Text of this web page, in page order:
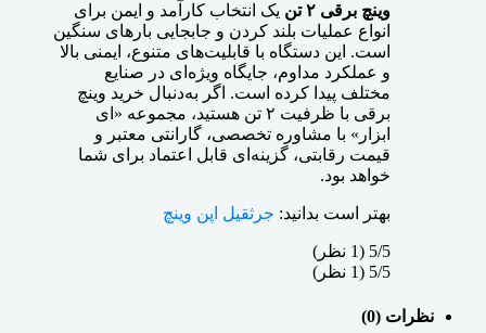
وینچ برقی ۲ تن
یک انتخاب کارآمد و ایمن برای
انواع عملیات بلند کردن و جابجایی بارهای سنگین
است. این دستگاه با قابلیت‌های متنوع، ایمنی بالا
و عملکرد مداوم، جایگاه ویژه‌ای در صنایع
مختلف پیدا کرده است. اگر به‌دنبال خرید وینچ
برقی با ظرفیت ۲ تن هستید، مجموعه «ای
ابزار» با مشاوره تخصصی، گارانتی معتبر و
قیمت رقابتی، گزینه‌ای قابل اعتماد برای شما
خواهد بود.
بهتر است بدانید: جرثقیل اپن وینچ
‫5/5 ‫(1 نظر)
‫5/5 ‫(1 نظر)
نظرات (0)